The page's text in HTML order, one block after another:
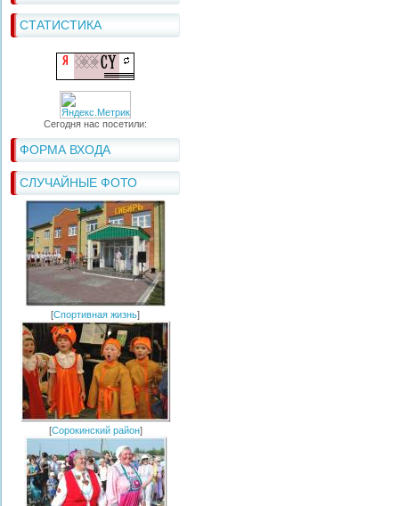
СТАТИСТИКА
Сегодня нас посетили:
ФОРМА ВХОДА
СЛУЧАЙНЫЕ ФОТО
[Спортивная жизнь]
[Сорокинский район]